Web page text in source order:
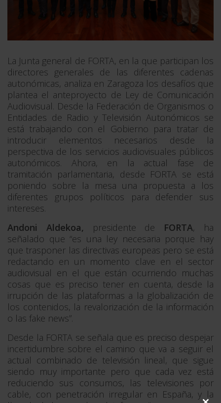
La Junta general de FORTA, en la que participan los
directores generales de las diferentes cadenas
autonómicas, analiza en Zaragoza los desafíos que
plantea el anteproyecto de Ley de Comunicación
Audiovisual. Desde la Federación de Organismos o
Entidades de Radio y Televisión Autonómicos se
está trabajando con el Gobierno para tratar de
introducir elementos necesarios desde la
perspectiva de los servicios audiovisuales públicos
autonómicos. Ahora, en la actual fase de
tramitación parlamentaria, desde FORTA se está
poniendo sobre la mesa una propuesta a los
diferentes grupos políticos para defender sus
intereses.
Andoni Aldekoa, presidente de FORTA , ha
señalado que “es una ley necesaria porque hay
que trasponer las directivas europeas pero se está
redactando en un momento clave en el sector
audiovisual en el que están ocurriendo muchas
cosas que es preciso tener en cuenta, desde la
irrupción de las plataformas a la globalización de
los contenidos, la revalorización de la información
o las fake news”.
Desde la FORTA se señala que es preciso despejar
incertidumbre sobre el camino que va a seguir el
actual combinado de televisión lineal, que sigue
siendo muy importante pero que cada vez está
reduciendo sus consumos, las televisiones por
cable, con penetración irregular en España, y la